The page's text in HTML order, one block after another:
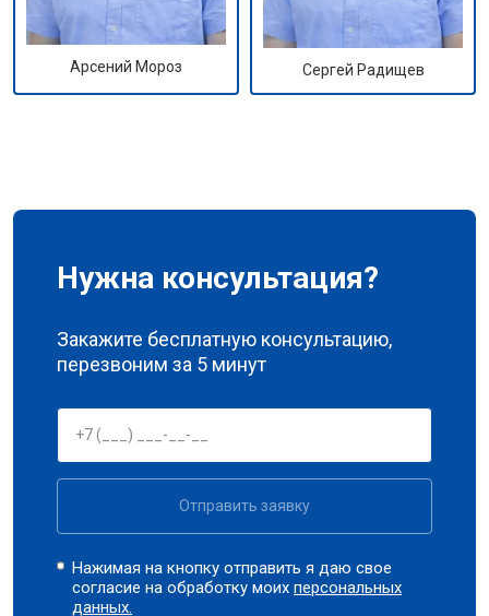
Арсений Мороз Сергей Радищев
Нужна консультация?
Закажите бесплатную консультацию,
перезвоним за 5 минут
Отправить заявку
Нажимая на кнопку отправить я даю свое
согласие на обработку моихперсональных
данных.